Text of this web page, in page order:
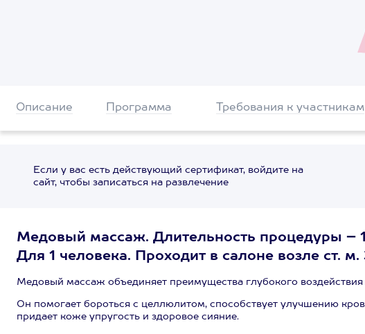
Описание Программа Требования к участникам
Если у вас есть действующий сертификат, войдите на
сайт, чтобы записаться на развлечение
Медовый массаж. Длительность процедуры –
Для 1 человека. Проходит в салоне возле ст. м.
Медовый массаж объединяет преимущества глубокого
Он помогает бороться с целлюлитом, способствует улучшению
придает коже упругость и здоровое сияние.